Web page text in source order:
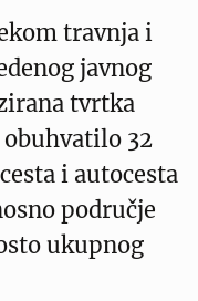
travnja i
javnog
tvrtka
obuhvatilo 32
i autocesta
područje
ukupnog